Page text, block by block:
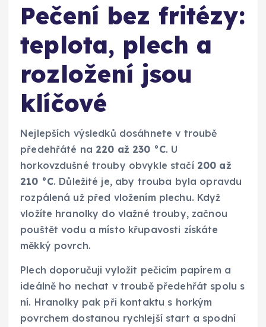
Pečení bez fritézy:
teplota, plech a
rozložení jsou
klíčové
Nejlepších výsledků dosáhnete v troubě
předehřáté na 220 až 230 °C. U
horkovzdušné trouby obvykle stačí 200 až
210 °C. Důležité je, aby trouba byla opravdu
rozpálená už před vložením plechu. Když
vložíte hranolky do vlažné trouby, začnou
pouštět vodu a místo křupavosti získáte
měkký povrch.
Plech doporučuji vyložit pečicím papírem a
ideálně ho nechat v troubě předehřát spolu s
ní. Hranolky pak při kontaktu s horkým
povrchem dostanou rychlejší start a spodní